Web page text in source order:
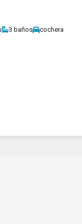
3 baños cochera